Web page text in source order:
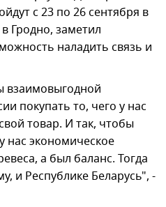
с 23 по 26 сентября в
Гродно, заметил
наладить связь и
взаимовыгодной
покупать то, чего у нас
товар. И так, чтобы
нас экономическое
а был баланс. Тогда
и Республике Беларусь", -